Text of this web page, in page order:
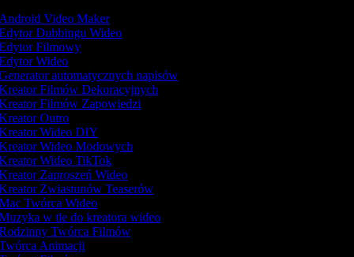
Video Maker
Dubbingu Wideo
Filmowy
Wideo
automatycznych napisów
Filmów Dekoracyjnych
Filmów Zapowiedzi
Outro
Wideo DIY
Wideo Modowych
Wideo TikTok
Zaproszeń Wideo
Zwiastunów Teaserów
Twórca Wideo
w tle do kreatora wideo
Twórca Filmów
Animacji